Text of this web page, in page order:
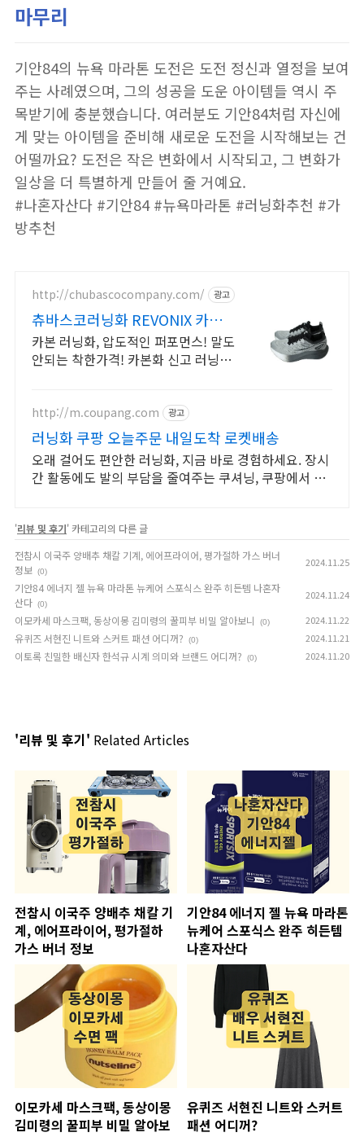
마무리
기안84의 뉴욕 마라톤 도전은 도전 정신과 열정을 보여
주는 사례였으며, 그의 성공을 도운 아이템들 역시 주
목받기에 충분했습니다. 여러분도 기안84처럼 자신에
게 맞는 아이템을 준비해 새로운 도전을 시작해보는 건
어떨까요? 도전은 작은 변화에서 시작되고, 그 변화가
일상을 더 특별하게 만들어 줄 거예요.
#나혼자산다 #기안84 #뉴욕마라톤 #러닝화추천 #가
방추천
http://chubascocompany.com/ 광고
츄바스코러닝화 REVONIX 카본
의 한계 없는 반발력
카본 러닝화, 압도적인 퍼포먼스! 말도
안되는 착한가격! 카본화 신고 러닝 시
http://m.coupang.com 광고
러닝화 쿠팡 오늘주문 내일도착 로켓배송
오래 걸어도 편안한 러닝화, 지금 바로 경험하세요. 장시
간 활동에도 발의 부담을 줄여주는 쿠셔닝, 쿠팡에서 만
'리뷰 및 후기' 카테고리의 다른 글
전참시 이국주 양배추 채칼 기계, 에어프라이어, 평가절하 가스 버너
정보 (0)
2024.11.25
기안84 에너지 젤 뉴욕 마라톤 뉴케어 스포식스 완주 히든템 나혼자
산다 (0)
2024.11.24
이모카세 마스크팩, 동상이몽 김미령의 꿀피부 비밀 알아보니 (0) 2024.11.22
유퀴즈 서현진 니트와 스커트 패션 어디꺼? (0) 2024.11.21
이토록 친밀한 배신자 한석규 시계 의미와 브랜드 어디꺼? (0) 2024.11.20
'리뷰 및 후기' Related Articles
전참시 이국주 양배추 채칼 기
계, 에어프라이어, 평가절하
가스 버너 정보
기안84 에너지 젤 뉴욕 마라톤
뉴케어 스포식스 완주 히든템
나혼자산다
이모카세 마스크팩, 동상이몽
김미령의 꿀피부 비밀 알아보
유퀴즈 서현진 니트와 스커트
패션 어디꺼?